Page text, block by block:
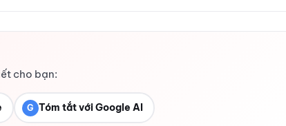
cho bạn:
G Tóm tắt với Google AI